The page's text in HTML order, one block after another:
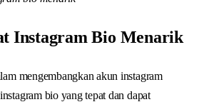
Instagram Bio Menarik
mengembangkan akun instagram
bio yang tepat dan dapat